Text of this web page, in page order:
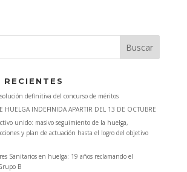
definitiva del concurso de méritos
HUELGA INDEFINIDA APARTIR DEL 13 DE OCTUBRE
unido: masivo seguimiento de la huelga,
y plan de actuación hasta el logro del objetivo
Sanitarios en huelga: 19 años reclamando el
B